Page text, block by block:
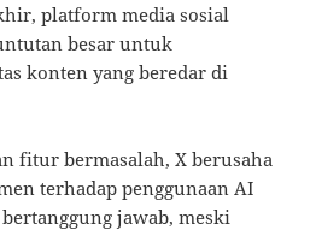
platform media sosial
besar untuk
konten yang beredar di
fitur bermasalah, X berusaha
terhadap penggunaan AI
jawab, meski